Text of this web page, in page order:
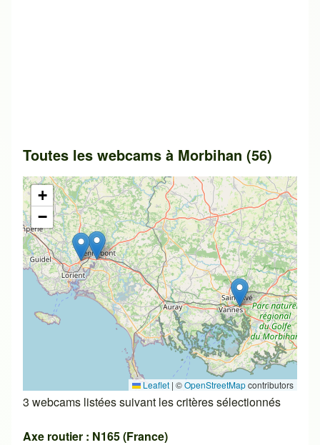
Toutes les webcams à Morbihan (56)
+
−
Leaflet | ©OpenStreetMapcontributors
3 webcams listées suivant les critères sélectionnés
Axe routier : N165 (France)